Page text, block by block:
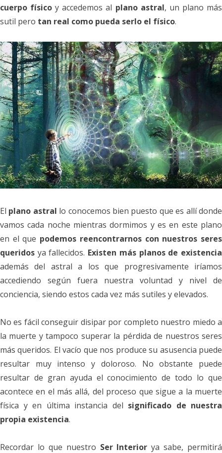
cuerpo físico y accedemos al plano astral, un plano más
sutil pero tan real como pueda serlo el físico.
El plano astral lo conocemos bien puesto que es allí donde
vamos cada noche mientras dormimos y es en este plano
en el que podemos reencontrarnos con nuestros seres
queridos ya fallecidos. Existen más planos de existencia
además del astral a los que progresivamente iríamos
accediendo según fuera nuestra voluntad y nivel de
conciencia, siendo estos cada vez más sutiles y elevados.
No es fácil conseguir disipar por completo nuestro miedo a
la muerte y tampoco superar la pérdida de nuestros seres
más queridos. El vacío que nos produce su asusencia puede
resultar muy intenso y doloroso. No obstante puede
resultar de gran ayuda el conocimiento de todo lo que
acontece en el más allá, del proceso que sigue a la muerte
física y en última instancia del significado de nuestra
propia existencia.
Recordar lo que nuestro Ser Interiorya sabe, permitirá